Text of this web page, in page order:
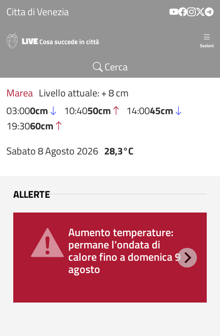
Salta al contenuto principale
Citta di Venezia
Sezioni
Cerca
Marea Livello attuale: + 8 cm
03:000cm 10:4050cm 14:0045cm
19:3060cm
Sabato 8 Agosto 2026 28,3°C
ALLERTE
Aumento temperature:
permane l'ondata di
calore fino a domenica 9
agosto